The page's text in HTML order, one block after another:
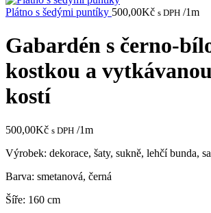
Plátno s šedými puntíky 500,00Kč s DPH /1m
Gabardén s černo-
kostkou a
kostí
500,00Kč s DPH /1m
Výrobek: dekorace, šaty, sukně, lehčí bunda,
Barva: smetanová, černá
Šíře: 160 cm